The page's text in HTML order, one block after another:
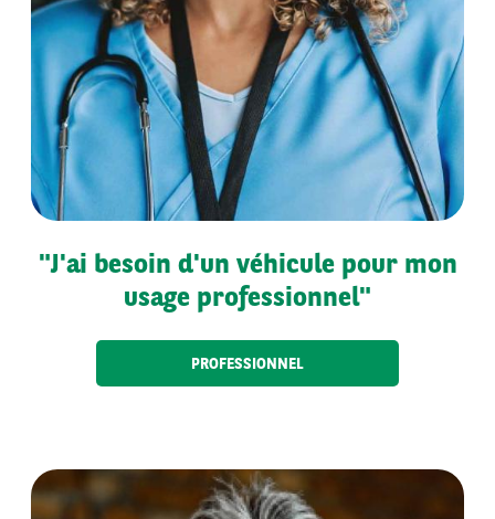
"J'ai besoin d'un véhicule pour mon
usage professionnel"
PROFESSIONNEL